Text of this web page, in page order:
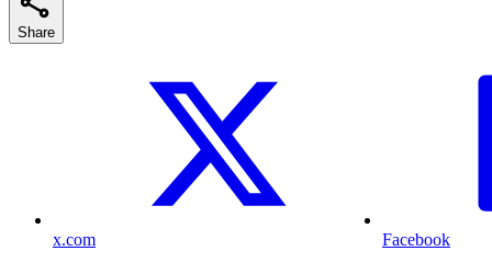
Share
x.com Facebook